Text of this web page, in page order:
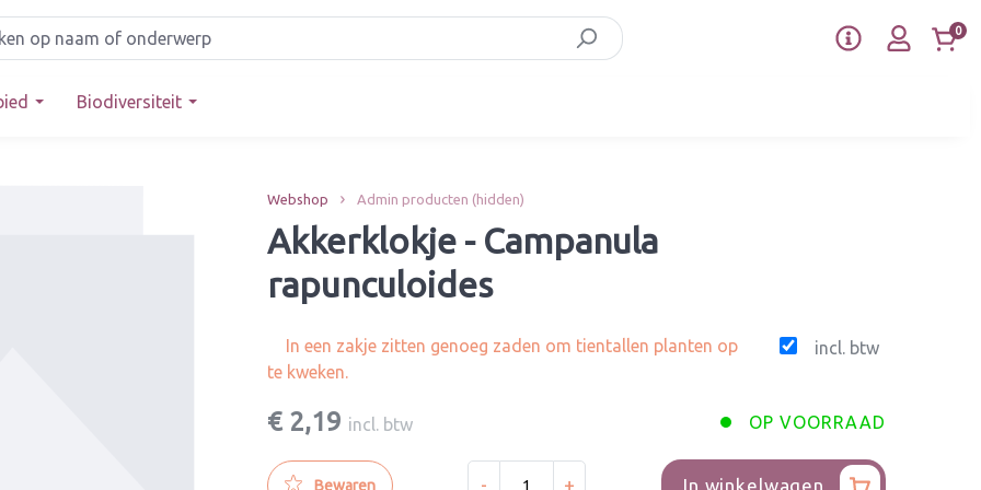
0
Biodiversiteit
Webshop Admin producten (hidden)
Akkerklokje - Campanula
rapunculoides
In een zakje zitten genoeg zaden om tientallen planten op
te kweken.
incl. btw
€ 2,19 incl. btw OP VOORRAAD
Bewaren - + In winkelwagen